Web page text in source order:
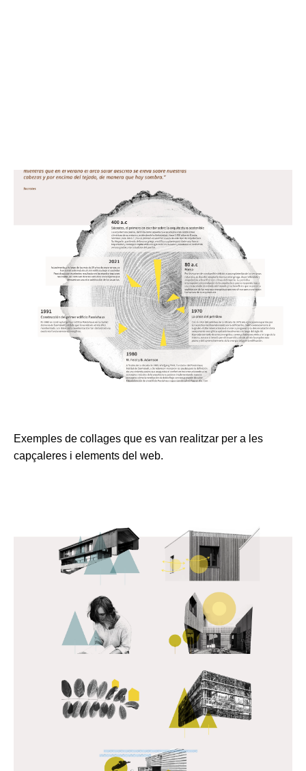
Exemples de collages que es van realitzar per a les
capçaleres i elements del web.